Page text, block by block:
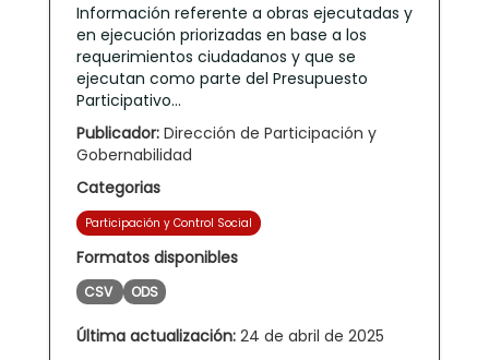
Información referente a obras ejecutadas y
en ejecución priorizadas en base a los
requerimientos ciudadanos y que se
ejecutan como parte del Presupuesto
Participativo...
Publicador: Dirección de Participación y
Gobernabilidad
Categorias
Participación y Control Social
Formatos disponibles
CSV ODS
Última actualización: 24 de abril de 2025